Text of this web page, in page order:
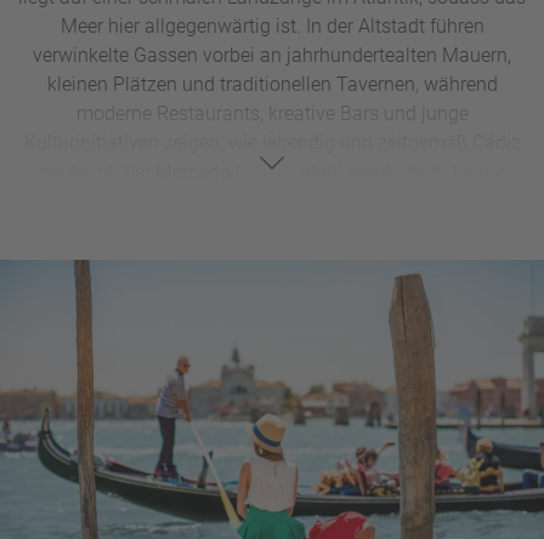
Meer hier allgegenwärtig ist. In der Altstadt führen
verwinkelte Gassen vorbei an jahrhundertealten Mauern,
kleinen Plätzen und traditionellen Tavernen, während
moderne Restaurants, kreative Bars und junge
Mercado Central
Das Beste: Mit
besitzt Cádiz einen Stadtstrand,
der direkt an die historische Altstadt grenzt. Nach dem
Sightseeing einfach Handtuch ausrollen und den Atlantik
genießen – unkomplizierter geht es kaum. Ein Spaziergang
entlang der Küstenpromenade, ein Besuch der imposanten
Kathedrale von Cádiz oder eine entspannte Pause im
grünen
Parque Genovés
runden den Stadt-Strand-Tag
perfekt ab.